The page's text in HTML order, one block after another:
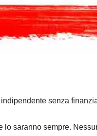
senza
lo saranno sempre.